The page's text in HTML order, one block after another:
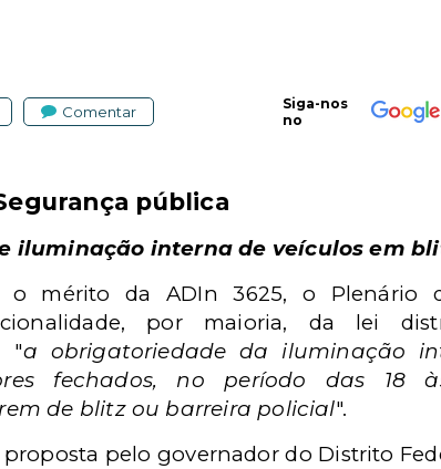
Comentar
Siga-nos
no
pública
iluminação interna de veículos em
o mérito da ADIn 3625, o Plenário
por maioria, da lei
"a obrigatoriedade da iluminação
fechados, no período das 18
de blitz ou barreira policial".
proposta pelo governador do Distrito